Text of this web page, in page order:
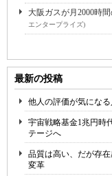
大阪ガスが月2000時
エンタープライズ)
最新の投稿
他人の評価が気にな
宇宙戦略基金1兆円時
テージへ
品質は高い、だが存
変革